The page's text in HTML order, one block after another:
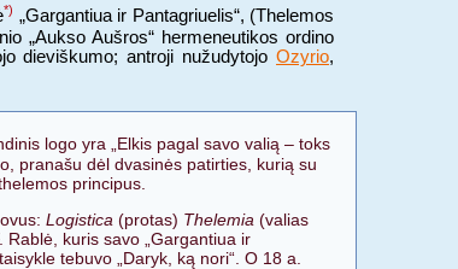
*) „Gargantiua ir Pantagriuelis“, (Thelemos
„Aukso Aušros“ hermeneutikos ordino
dieviškumo; antroji nužudytojoOzyrio,
logo yra „Elkis pagal savo valią – toks
pranašu dėl dvasinės patirties, kurią su
principus.
Logistica (protas) Thelemia (valias
Rablė, kuris savo „Gargantiua ir
tebuvo „Daryk, ką nori“. O 18 a.